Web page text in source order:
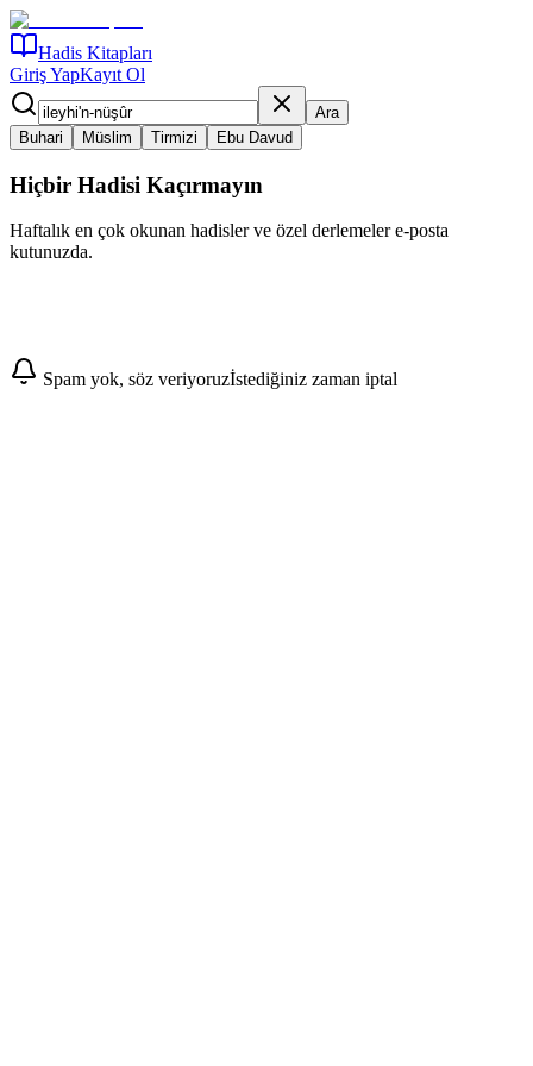
Hadis Kitapları
Giriş YapKayıt Ol
Ara
Buhari
Müslim Tirmizi Ebu Davud
Hiçbir Hadisi Kaçırmayın
Haftalık en çok okunan hadisler ve özel derlemeler e-posta
kutunuzda.
Abone Ol
Spam yok, söz veriyoruzİstediğiniz zaman iptal